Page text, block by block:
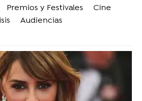
Premios y Festivales
Cine
Audiencias